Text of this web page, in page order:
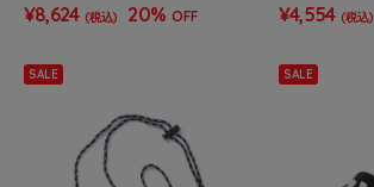
¥8,624 (税込) 20% OFF ¥4,554 (税込)
SALE SALE